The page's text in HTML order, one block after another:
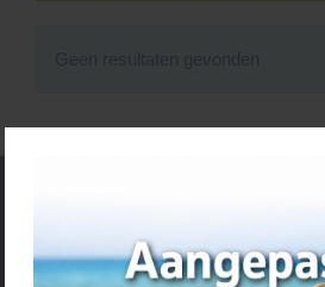
• Openingstijden
• Algemene voorwaarden